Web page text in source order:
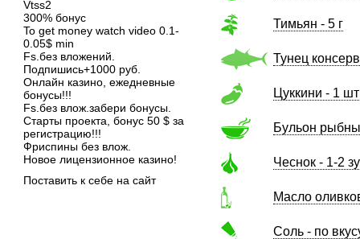
Vtss2
300% бонус
To get money watch video 0.1-
0.05$ min
Fs.без вложений.
Подпишись+1000 руб.
Онлайн казино, ежедневные
бонусы!!!
Fs.без влож.забери бонусы.
Старты проекта, бонус 50 $ за
регистрацию!!!
Фриспины без влож.
Новое лицензионное казино!
Поставить к себе на сайт
Тимьян - 5 г
Тунец
Цуккини - 1 шт
Бульон
Чеснок - 1-2
Масло
Соль - по